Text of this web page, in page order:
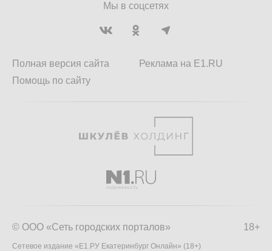
Мы в соцсетях
Полная версия сайта
Помощь по сайту
Реклама на E1.RU
18+
© ООО «Сеть городских порталов»
Сетевое издание «Е1.РУ Екатеринбург Онлайн» (18+)